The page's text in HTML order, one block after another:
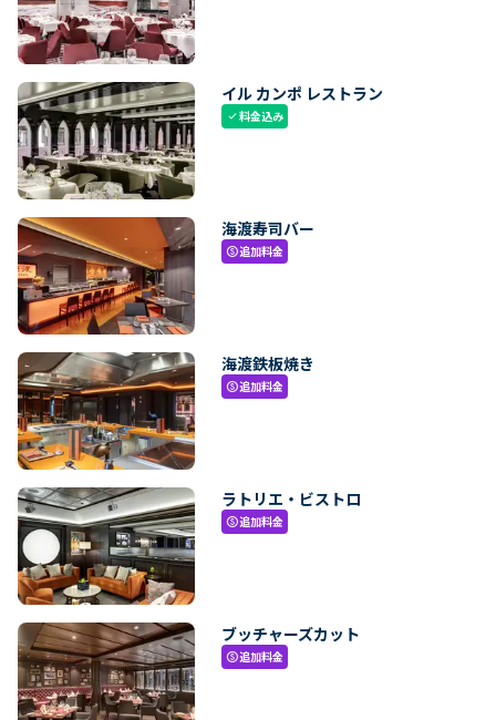
イル カンポ レストラン
check料金込み
海渡寿司バー
paid追加料金
海渡鉄板焼き
paid追加料金
ラトリエ・ビストロ
paid追加料金
ブッチャーズカット
paid追加料金